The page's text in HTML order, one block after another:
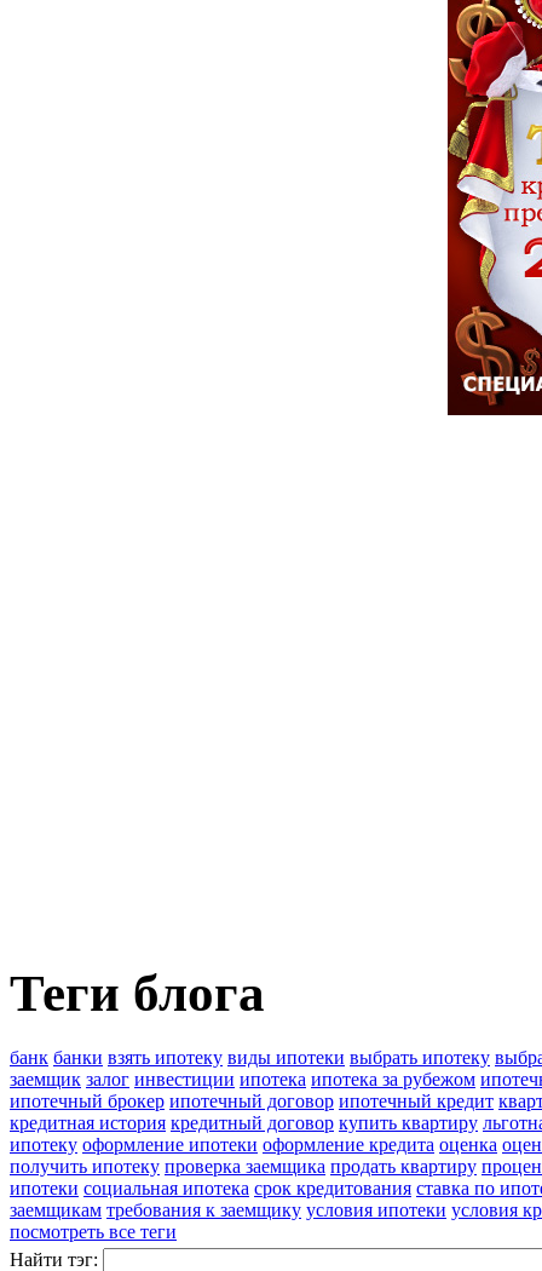
Теги блога
банк банки взять ипотеку виды ипотеки выбрать ипотеку
заемщик залог инвестиции ипотека ипотека за рубежом
ипотечный брокер ипотечный договор ипотечный кредит
кредитная история кредитный договор купить квартиру
ипотеку оформление ипотеки оформление кредита оценка
получить ипотеку проверка заемщика продать квартиру
ипотеки социальная ипотека срок кредитования ставка по
заемщикам требования к заемщику условия ипотеки условия
посмотреть все теги
Найти тэг: